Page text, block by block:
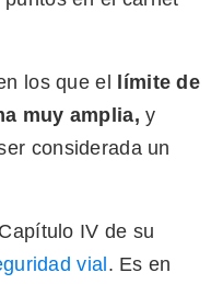
los que el límite de
muy amplia, y
considerada un
IV de su
vial. Es en